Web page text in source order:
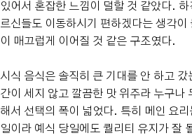
있어서 혼잡한 느낌이 덜할 것 같았다.
르신들도 이동하시기 편하겠다는 생각
이 매끄럽게 이어질 것 같은 구조였다.
시식 음식은 솔직히 큰 기대를 안 하고
간이 세지 않고 깔끔한 맛 위주라 누구나
해서 선택의 폭이 넓었다. 특히 메인 요
일이라 예식 당일에도 퀄리티 유지가 잘